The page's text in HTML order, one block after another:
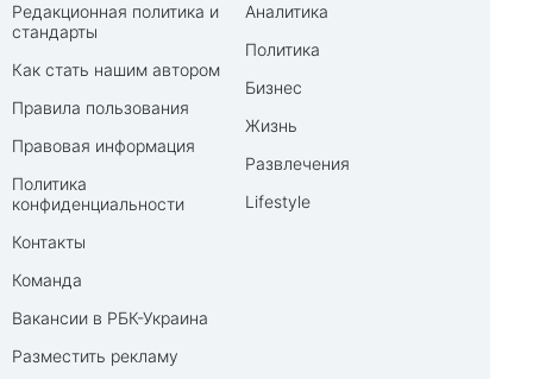
Редакционная политика и
стандарты
Как стать нашим автором
Правила пользования
Правовая информация
Политика
конфиденциальности
Контакты
Команда
Вакансии в РБК-Украина
Разместить рекламу
Аналитика
Политика
Бизнес
Жизнь
Развлечения
Lifestyle